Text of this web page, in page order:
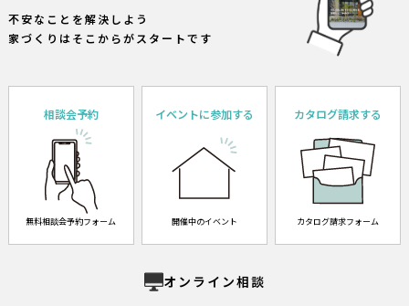
不安なことを解決しよう
家づくりはそこからがスタートです
相談会予約
無料相談会予約フォーム
イベントに参加する
開催中のイベント
カタログ請求する
カタログ請求フォーム
オンライン相談